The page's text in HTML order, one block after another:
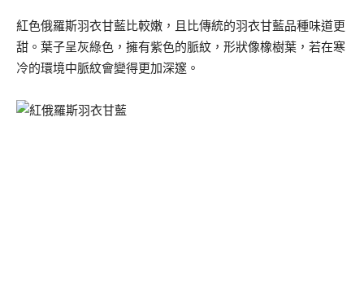
紅色俄羅斯羽衣甘藍比較嫩，且比傳統的羽衣甘藍品種味道更
甜。葉子呈灰綠色，擁有紫色的脈紋，形狀像橡樹葉，若在寒
冷的環境中脈紋會變得更加深邃。